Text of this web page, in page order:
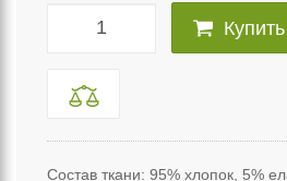
Купить
Состав ткани: 95% хлопок, 5%